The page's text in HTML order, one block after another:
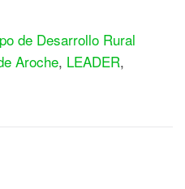
de Desarrollo Rural
Aroche, LEADER,